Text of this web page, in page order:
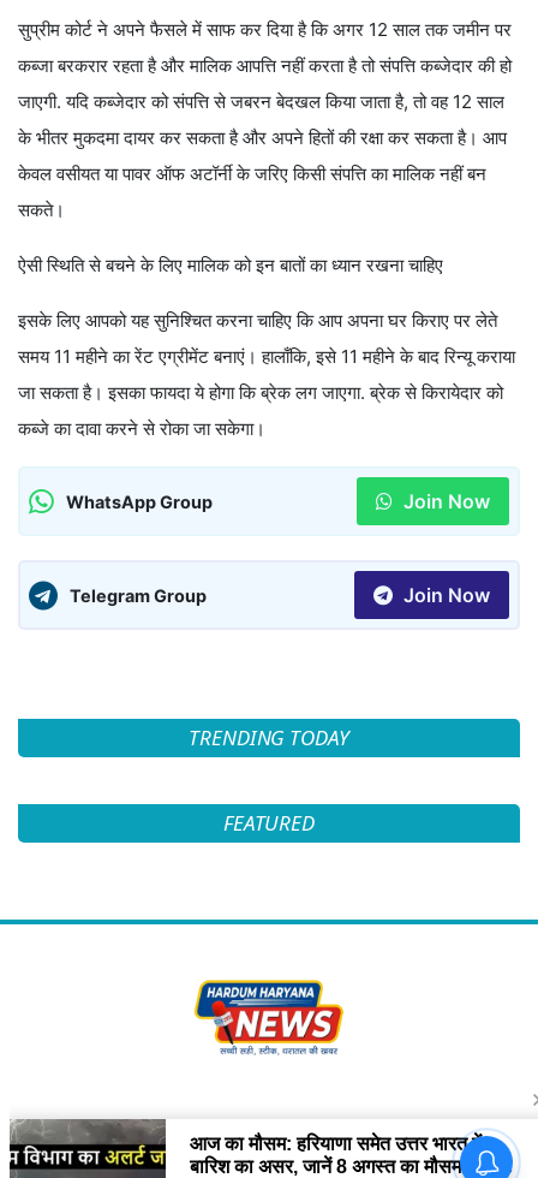
सुप्रीम कोर्ट ने अपने फैसले में साफ कर दिया है कि अगर 12 साल तक जमीन पर
कब्जा बरकरार रहता है और मालिक आपत्ति नहीं करता है तो संपत्ति कब्जेदार की हो
जाएगी. यदि कब्जेदार को संपत्ति से जबरन बेदखल किया जाता है, तो वह 12 साल
के भीतर मुकदमा दायर कर सकता है और अपने हितों की रक्षा कर सकता है। आप
केवल वसीयत या पावर ऑफ अटॉर्नी के जरिए किसी संपत्ति का मालिक नहीं बन
सकते।
ऐसी स्थिति से बचने के लिए मालिक को इन बातों का ध्यान रखना चाहिए
इसके लिए आपको यह सुनिश्चित करना चाहिए कि आप अपना घर किराए पर लेते
समय 11 महीने का रेंट एग्रीमेंट बनाएं। हालाँकि, इसे 11 महीने के बाद रिन्यू कराया
जा सकता है। इसका फायदा ये होगा कि ब्रेक लग जाएगा. ब्रेक से किरायेदार को
कब्जे का दावा करने से रोका जा सकेगा।
WhatsApp Group Join Now
Telegram Group Join Now
TRENDING TODAY
FEATURED
Follow Us